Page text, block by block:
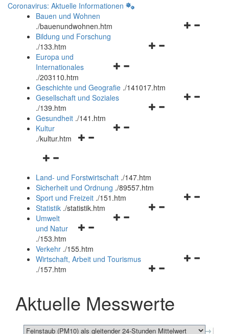
Coronavirus: Aktuelle Informationen
Bauen und Wohnen
./bauenundwohnen.htm
Navigationsmenü
Bildung und Forschung
./133.htm
Navigationsmenü
und
schließen
Europa und
Internationales
./203110.htm
Geschichte und Geografie ./141017.htm
Navigationsmenü
Gesellschaft und Soziales
./139.htm
Navigationsmenü
Gesundheit ./141.htm
Navigationsmenü
Kultur
./kultur.htm
Navigationsmenü
und
schließen
Land- und Forstwirtschaft ./147.htm
Sicherheit und Ordnung ./89557.htm
Navigationsmenü
Sport und Freizeit ./151.htm
Navigationsmenü
Statistik ./statistik.htm
Navigationsmenü
und
schließen
Umwelt
und Natur
./153.htm
Verkehr ./155.htm
Navigationsmenü
schließen
Wirtschaft, Arbeit und Tourismus
./157.htm
Aktuelle Messwerte